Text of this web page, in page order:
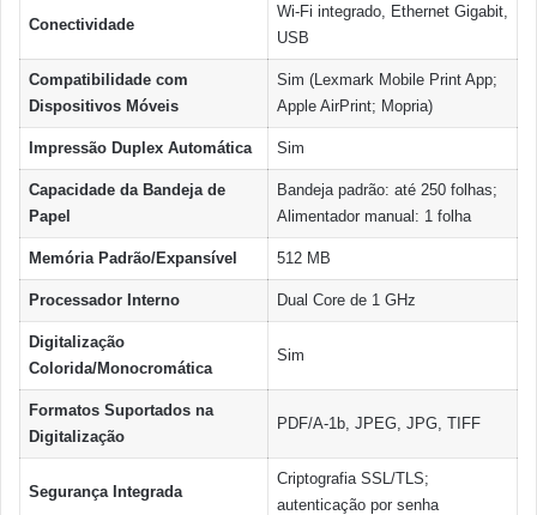
Conectividade
Wi-Fi integrado, Ethernet Gigabit,
USB
Compatibilidade com
Dispositivos Móveis
Sim (Lexmark Mobile Print App;
Apple AirPrint; Mopria)
Impressão Duplex Automática Sim
Capacidade da Bandeja de
Papel
Bandeja padrão: até 250 folhas;
Alimentador manual: 1 folha
Memória Padrão/Expansível 512 MB
Processador Interno Dual Core de 1 GHz
Digitalização
Colorida/Monocromática
Sim
Formatos Suportados na
Digitalização
PDF/A-1b, JPEG, JPG, TIFF
Segurança Integrada
Criptografia SSL/TLS;
autenticação por senha